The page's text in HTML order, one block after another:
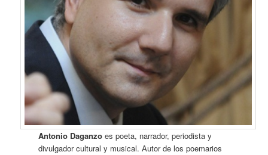
Antonio Daganzo es poeta, narrador, periodista y
divulgador cultural y musical. Autor de los poemarios